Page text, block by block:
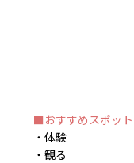
おすすめスポット
体験
観る